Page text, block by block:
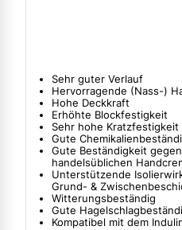
Sehr guter Verlauf
Hervorragende (Nass-)
Hohe Deckkraft
Erhöhte Blockfestigkeit
Sehr hohe Kratzfestigkeit
Gute
Gute Beständigkeit
handelsüblichen
Unterstützende
Grund- &
Witterungsbeständig
Gute
Kompatibel mit dem